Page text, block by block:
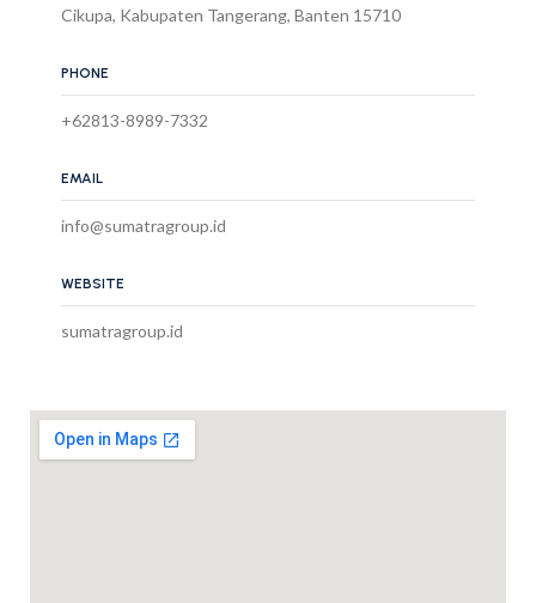
Cikupa, Kabupaten Tangerang, Banten 15710
PHONE
+62813-8989-7332
EMAIL
info@sumatragroup.id
WEBSITE
sumatragroup.id